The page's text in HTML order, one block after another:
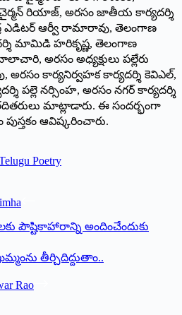
రియాజ్, అరసం జాతీయ కార్యదర్శి
ఎడిటర్ ఆర్వీ రామారావు, తెలంగాణ
మామిడి హరికృష్ణ, తెలంగాణ
అరసం అధ్యక్షులు పల్లేరు
కార్యనిర్వహక కార్యదర్శి కెవిఎల్,
పల్లె నర్సింహ, అరసం నగర్ కార్యదర్శి
మాట్లాడారు. ఈ సందర్భంగా
ఆవిష్కరించారు.
Poetry
పౌష్టికాహారాన్ని అందించేందుకు
తీర్చిదిద్దుతాం..